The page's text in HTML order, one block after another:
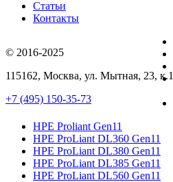
Статьи
Контакты
© 2016-2025
115162, Москва, ул. Мытная, 23, к.1
+7 (495) 150-35-73
HPE Proliant Gen11
HPE ProLiant DL360 Gen11
HPE ProLiant DL380 Gen11
HPE ProLiant DL385 Gen11
HPE ProLiant DL560 Gen11